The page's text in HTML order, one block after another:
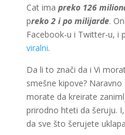
Cat ima preko 126
preko 2 i po milijarde.
Facebook-u i Twitter-u, i
viralni.
Da li to znači da i Vi
smešne kipove?
morate da kreirate
prirodno hteti da šeruju.
da sve što šerujete